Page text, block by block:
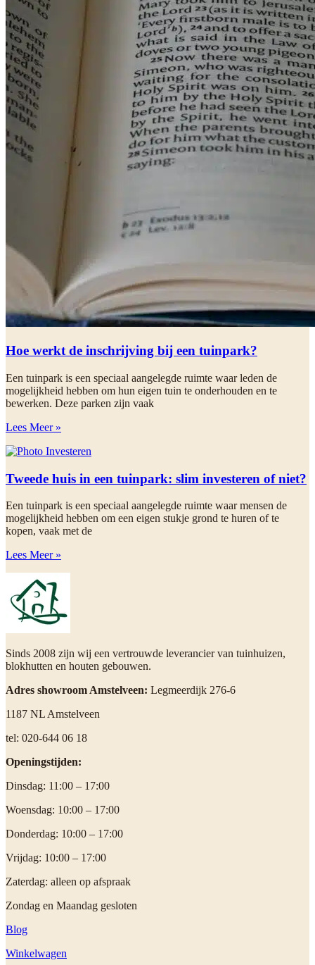
Hoe werkt de inschrijving bij een tuinpark?
Een tuinpark is een speciaal aangelegde ruimte waar leden de
mogelijkheid hebben om hun eigen tuin te onderhouden en te
bewerken. Deze parken zijn vaak
Lees Meer »
Tweede huis in een tuinpark: slim investeren of niet?
Een tuinpark is een speciaal aangelegde ruimte waar mensen de
mogelijkheid hebben om een eigen stukje grond te huren of te
kopen, vaak met de
Lees Meer »
Sinds 2008 zijn wij een vertrouwde leverancier van tuinhuizen,
blokhutten en houten gebouwen.
Adres showroom Amstelveen: Legmeerdijk 276-6
1187 NL Amstelveen
tel: 020-644 06 18
Openingstijden:
Dinsdag: 11:00 – 17:00
Woensdag: 10:00 – 17:00
Donderdag: 10:00 – 17:00
Vrijdag: 10:00 – 17:00
Zaterdag: alleen op afspraak
Zondag en Maandag gesloten
Blog
Winkelwagen